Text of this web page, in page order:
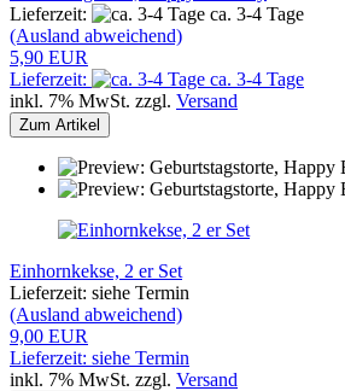
Lieferzeit:
ca. 3-4 Tage
(Ausland abweichend)
5,90 EUR
Lieferzeit:
ca. 3-4 Tage
inkl. 7% MwSt. zzgl. Versand
Zum Artikel
Einhornkekse, 2 er Set
Lieferzeit: siehe Termin
(Ausland abweichend)
9,00 EUR
Lieferzeit: siehe Termin
inkl. 7% MwSt. zzgl. Versand